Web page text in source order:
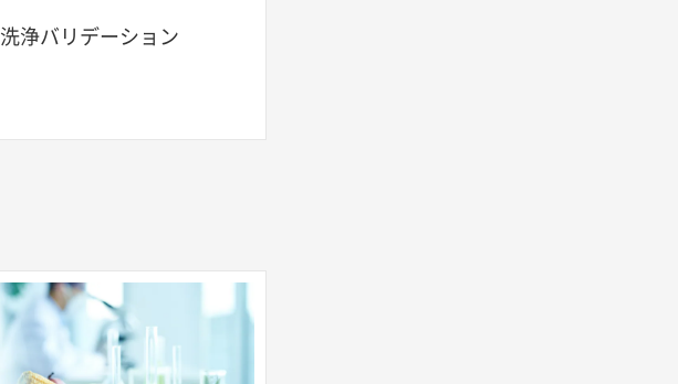
洗浄バリデーション